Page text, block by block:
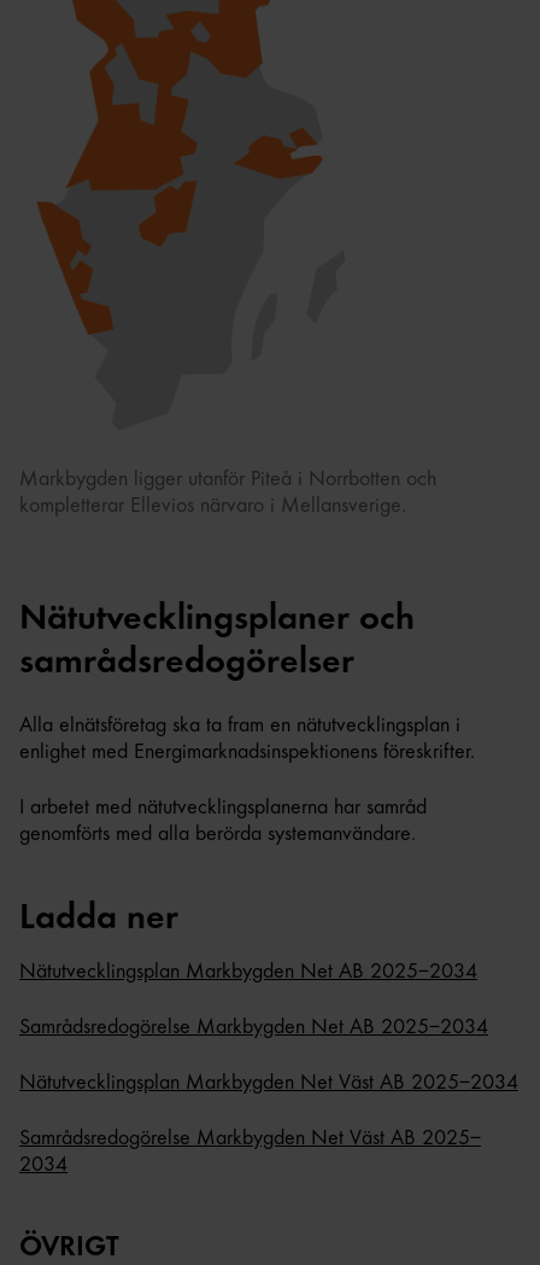
Markbygden ligger utanför Piteå i Norrbotten och
kompletterar Ellevios närvaro i Mellansverige.
Nätutvecklingsplaner och
samrådsredogörelser
Alla elnätsföretag ska ta fram en nätutvecklingsplan i
enlighet med Energimarknadsinspektionens föreskrifter.
I arbetet med nätutvecklingsplanerna har samråd
genomförts med alla berörda systemanvändare.
Ladda ner
Nätutvecklingsplan Markbygden Net AB 2025–2034
Samrådsredogörelse Markbygden Net AB 2025–2034
Nätutvecklingsplan Markbygden Net Väst AB 2025–2034
Samrådsredogörelse Markbygden Net Väst AB 2025–
2034
ÖVRIGT